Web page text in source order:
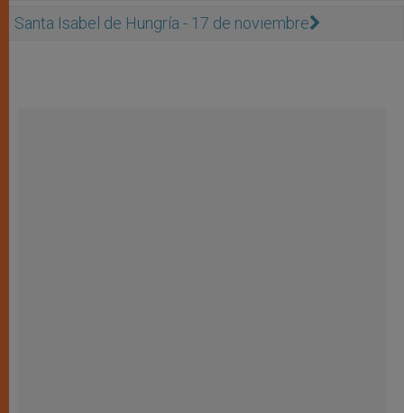
Santa Isabel de Hungría - 17 de noviembre